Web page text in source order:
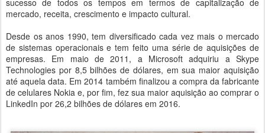
sucesso de todos os tempos em termos de capitalização de
mercado, receita, crescimento e impacto cultural.
Desde os anos 1990, tem diversificado cada vez mais o mercado
de sistemas operacionais e tem feito uma série de aquisições de
empresas. Em maio de 2011, a Microsoft adquiriu a Skype
Technologies por 8,5 bilhões de dólares, em sua maior aquisição
até aquela data. Em 2014 também finalizou a compra da fabricante
de celulares Nokia e, por fim, fez sua maior aquisição ao comprar o
LinkedIn por 26,2 bilhões de dólares em 2016.